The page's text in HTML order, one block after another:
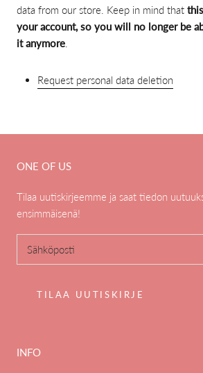
data from our store. Keep in mind that
your account, so you will no longer be
it anymore
Request personal data deletion
ONE OF US
Tilaa uutiskirjeemme ja saat tiedon
ensimmäisenä!
TILAA UUTISKIRJE
INFO